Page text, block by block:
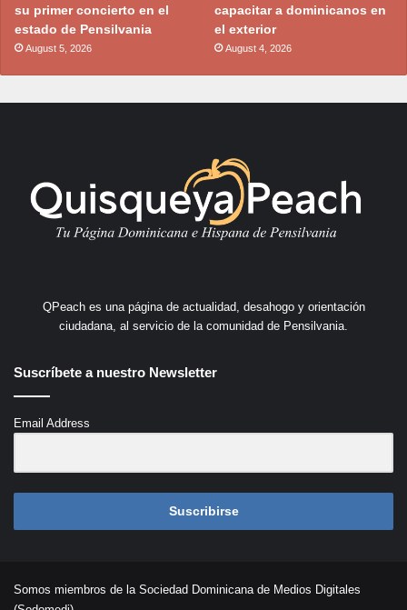
su primer concierto en el
estado de Pensilvania
August 5, 2026
capacitar a dominicanos en
el exterior
August 4, 2026
QPeach es una página de actualidad, desahogo y orientación
ciudadana, al servicio de la comunidad de Pensilvania.
Suscríbete a nuestro Newsletter
Email Address
Suscribirse
Somos miembros de la Sociedad Dominicana de Medios Digitales